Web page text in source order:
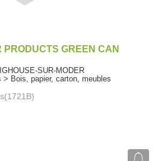
PRODUCTS GREEN CAN
SUR-MODER
Bois, papier, carton, meubles